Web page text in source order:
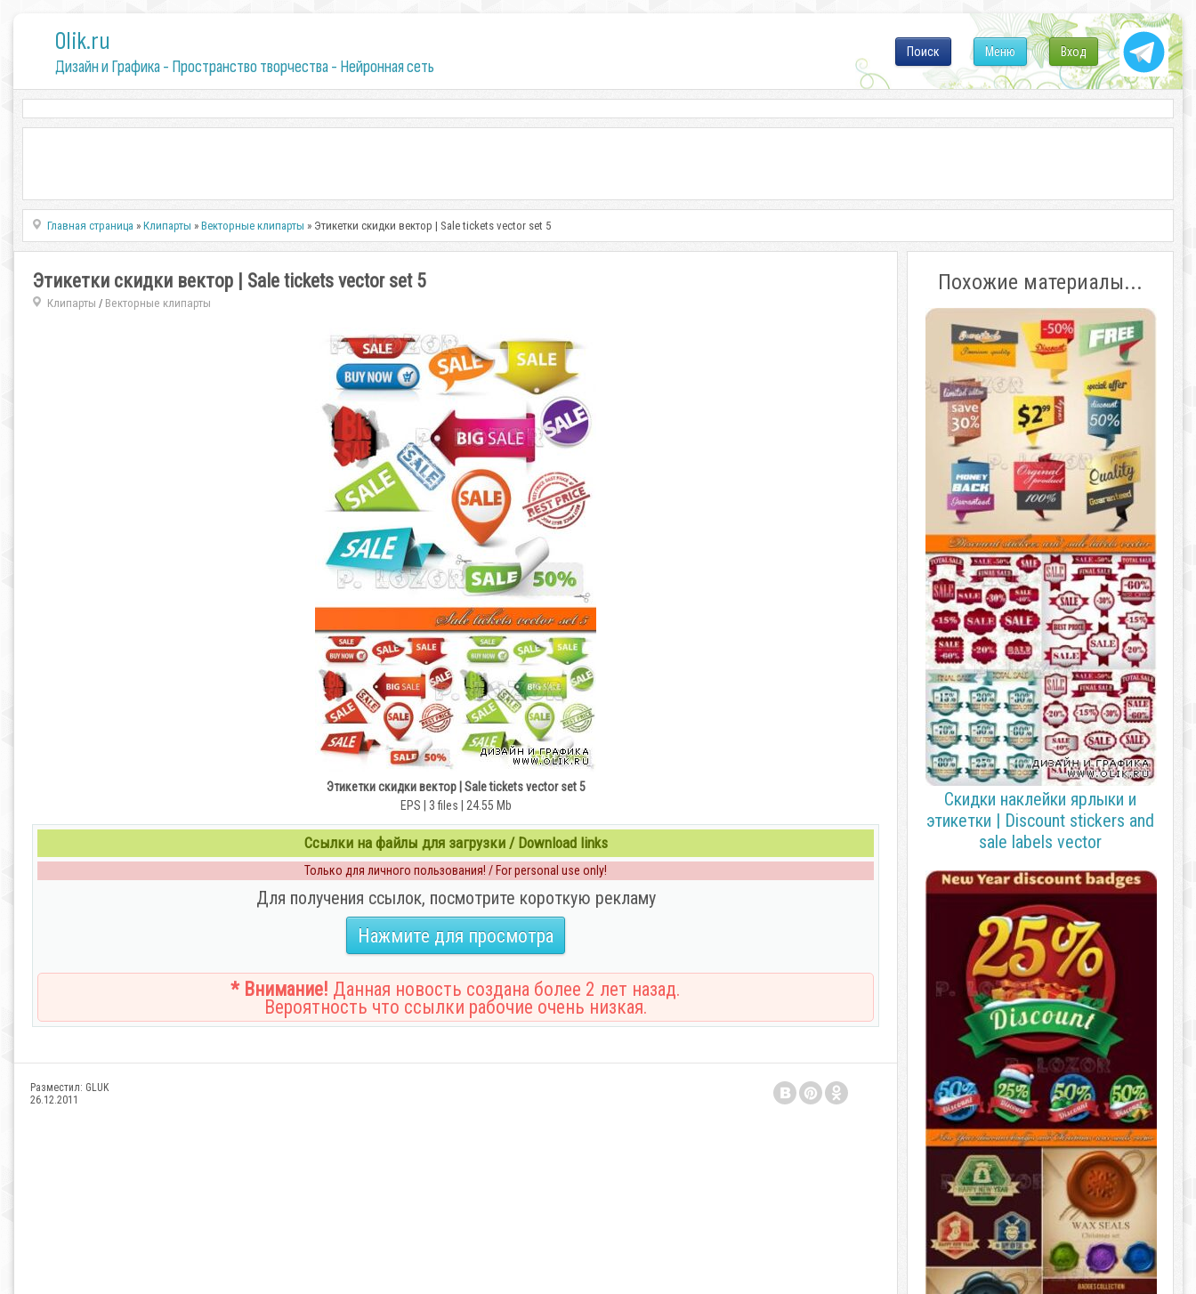
0lik.ru
Дизайн и Графика - Пространство творчества - Нейронная сеть
Вход
Меню
Поиск
Главная страница »Клипарты »Векторные клипарты » Этикетки скидки вектор | Sale tickets vector set 5
Этикетки скидки вектор | Sale tickets vector set 5
Клипарты / Векторные клипарты
Этикетки скидки вектор | Sale tickets vector set 5
EPS | 3 files | 24.55 Mb
Ссылки на файлы для загрузки / Download links
Только для личного пользования! / For personal use only!
Для получения ссылок, посмотрите короткую рекламу
Нажмите для просмотра
* Внимание! Данная новость создана более 2 лет назад.
Вероятность что ссылки рабочие очень низкая.
Разместил: GLUK
26.12.2011
Похожие материалы...
Скидки наклейки ярлыки и
этикетки | Discount stickers and
sale labels vector